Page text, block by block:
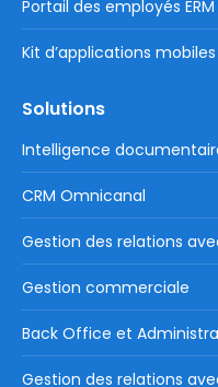
Portail des employés ERM
Kit d’applications mobiles
Solutions
Intelligence
CRM Omnicanal
Gestion des relations
Gestion commerciale
Back Office et
Gestion des relations